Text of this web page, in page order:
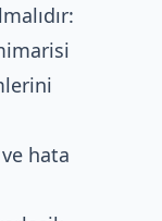
hata